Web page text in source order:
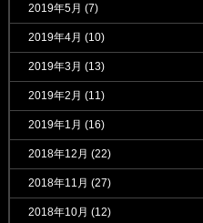
2019年5月 (7)
2019年4月 (10)
2019年3月 (13)
2019年2月 (11)
2019年1月 (16)
2018年12月 (22)
2018年11月 (27)
2018年10月 (12)